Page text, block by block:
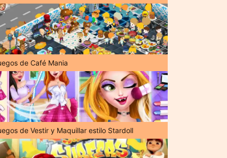
de Café Mania
de Vestir y Maquillar estilo Stardoll